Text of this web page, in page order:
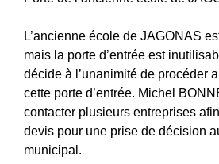
L’ancienne école de JAGONAS
mais la porte d’entrée est
décide à l’unanimité de procéder
cette porte d’entrée. Michel
contacter plusieurs entreprises
devis pour une prise de décision
municipal.